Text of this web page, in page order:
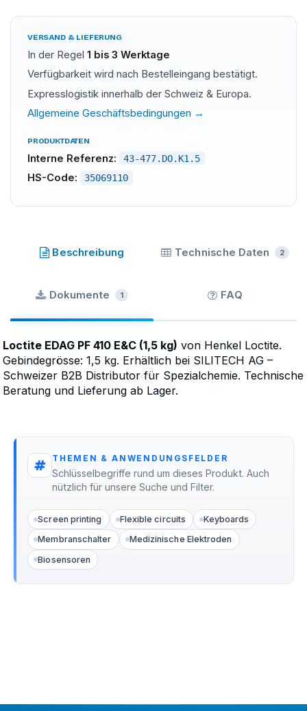
VERSAND & LIEFERUNG
In der Regel 1 bis 3 Werktage
Verfügbarkeit wird nach Bestelleingang bestätigt.
Expresslogistik innerhalb der Schweiz & Europa.
Allgemeine Geschäftsbedingungen →
PRODUKTDATEN
Interne Referenz: 43-477.DO.K1.5
HS-Code: 35069110
Beschreibung Technische Daten 2
Dokumente 1 FAQ
Loctite EDAG PF 410 E&C (1,5 kg) von Henkel Loctite.
Gebindegrösse: 1,5 kg. Erhältlich bei SILITECH AG –
Schweizer B2B Distributor für Spezialchemie. Technische
Beratung und Lieferung ab Lager.
THEMEN & ANWENDUNGSFELDER
Schlüsselbegriffe rund um dieses Produkt. Auch
nützlich für unsere Suche und Filter.
Screen printing Flexible circuits
Keyboards
Membranschalter
Medizinische Elektroden
Biosensoren